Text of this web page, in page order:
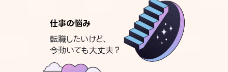
仕事の悩み
転職したいけど、
今動いても大丈夫？